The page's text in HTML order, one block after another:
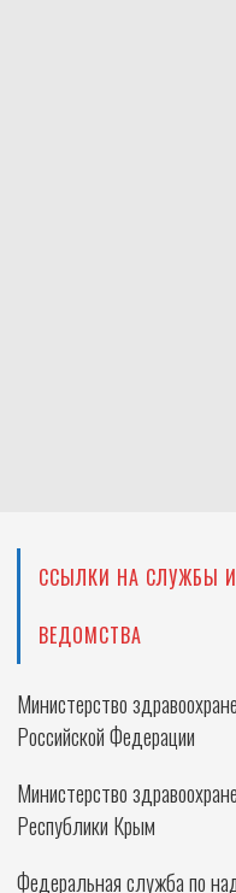
ССЫЛКИ НА СЛУЖБЫ И
ВЕДОМСТВА
Министерство
Российской Федерации
Министерство
Республики Крым
Федеральная служба по